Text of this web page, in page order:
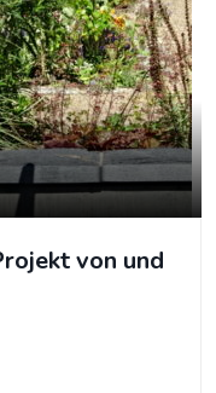
von und